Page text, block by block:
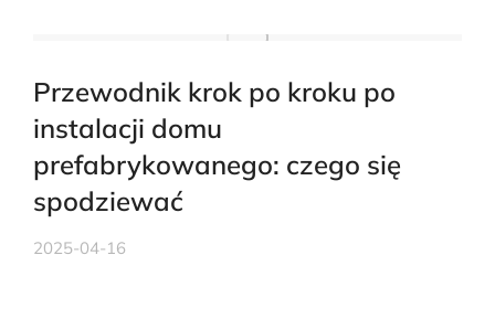
Przewodnik krok po kroku po
instalacji domu
prefabrykowanego: czego się
spodziewać
2025-04-16